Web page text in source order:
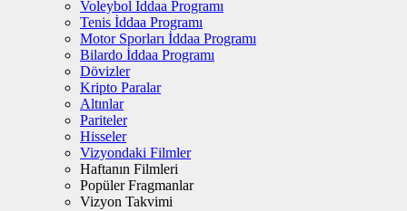
Voleybol İddaa Programı
Tenis İddaa Programı
Motor Sporları İddaa Programı
Bilardo İddaa Programı
Dövizler
Kripto Paralar
Altınlar
Pariteler
Hisseler
Vizyondaki Filmler
Haftanın Filmleri
Popüler Fragmanlar
Vizyon Takvimi